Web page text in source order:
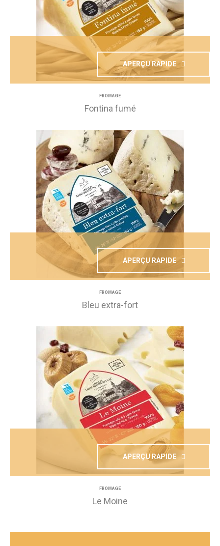
APERÇU RAPIDE
FROMAGE
Fontina fumé
APERÇU RAPIDE
FROMAGE
Bleu extra-fort
APERÇU RAPIDE
FROMAGE
Le Moine